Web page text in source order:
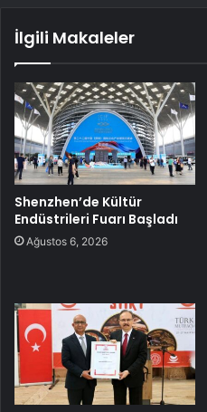
İlgili Makaleler
Shenzhen’de Kültür
Endüstrileri Fuarı Başladı
Ağustos 6, 2026